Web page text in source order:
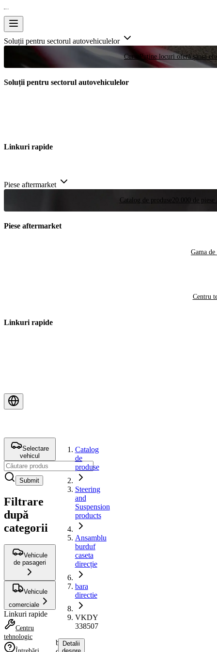
Soluții pentru sectorul autovehiculelor
Curse Puține locuri oferă șansa
Soluții pentru sectorul autovehiculelor
Linkuri rapide
Piese aftermarket
Catalog de produse 20.000 de
Piese aftermarket
Gama de
Centru
Linkuri rapide
Selectare
vehicul
Submit
Filtrare
după
categorii
Vehicule
de pasageri
Vehicule
comerciale
Linkuri rapide
Centru
tehnologic
Catalog
de
produse
Steering
and
Suspension
products
Ansamblu
burduf
caseta
direcție
bara
directie
VKDY
338507
baraDetalii